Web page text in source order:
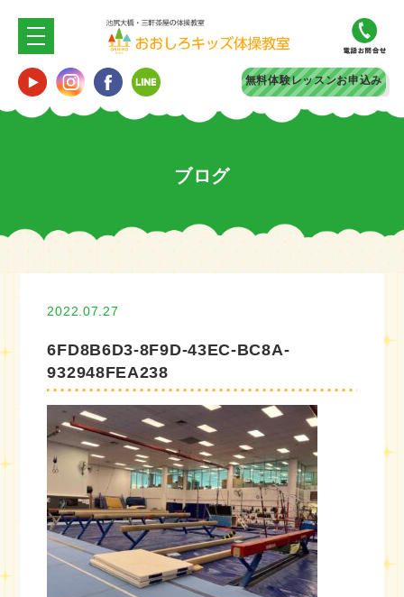
無料体験レッスンお申込み
ブログ
2022.07.27
6FD8B6D3-8F9D-43EC-BC8A-
932948FEA238